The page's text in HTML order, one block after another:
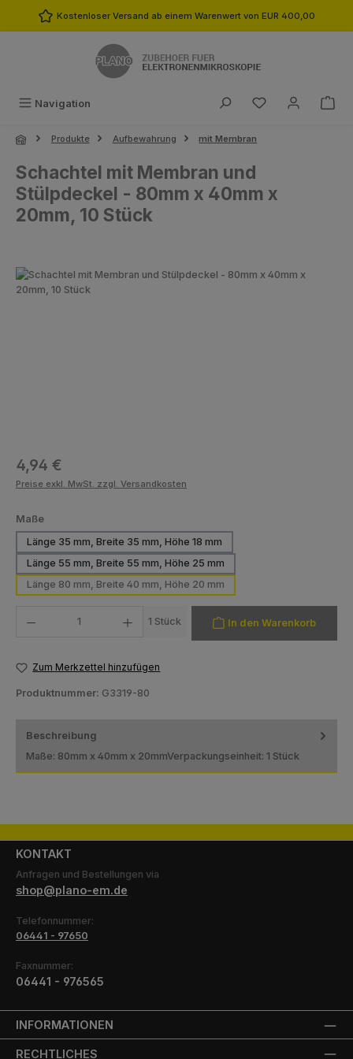
Zum Hauptinhalt springen
Kostenloser Versand ab einem Warenwert von EUR 400,00
Navigation Du hast 0
Produkte Aufbewahrung mit Membran
Schachtel mit Membran und
Stülpdeckel - 80mm x 40mm x
20mm, 10 Stück
Bildergalerie überspringen
Regulärer Preis:
4,94 €
Preise exkl. MwSt. zzgl. Versandkosten
Maßeauswählen
Länge 35 mm, Breite 35 mm, Höhe 18 mm
Länge 55 mm, Breite 55 mm, Höhe 25 mm
Länge 80 mm, Breite 40 mm, Höhe 20 mm
1 Stück In den Warenkorb
Zum Merkzettel hinzufügen
Produktnummer: G3319-80
Beschreibung
Maße: 80mm x 40mm x 20mmVerpackungseinheit: 1 Stück
KONTAKT
Anfragen und Bestellungen via
shop@plano-em.de
Telefonnummer:
06441 - 97650
Faxnummer:
06441 - 976565
INFORMATIONEN
RECHTLICHES